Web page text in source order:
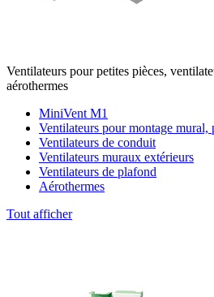
Ventilateurs pour petites pièces,
aérothermes
MiniVent M1
Ventilateurs pour montage mural,
Ventilateurs de conduit
Ventilateurs muraux extérieurs
Ventilateurs de plafond
Aérothermes
Tout afficher